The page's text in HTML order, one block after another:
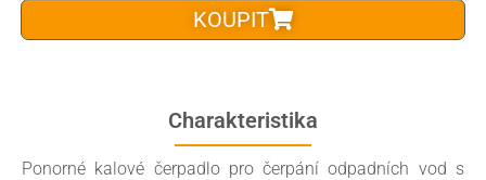
KOUPIT
Charakteristika
Ponorné kalové čerpadlo pro čerpání odpadních vod s